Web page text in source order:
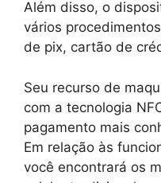
Além disso, o
vários
de pix, cartão de
Seu recurso de
com a tecnologia
pagamento mais
Em relação às
você encontrará os